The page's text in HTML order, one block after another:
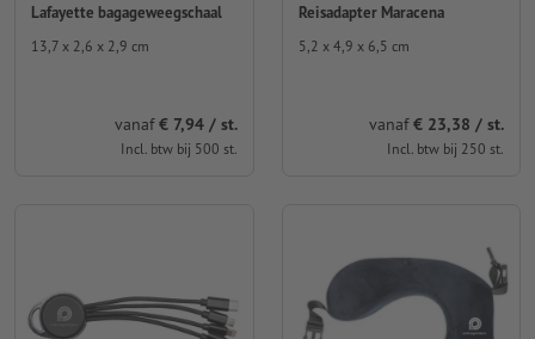
Lafayette bagageweegschaal
13,7 x 2,6 x 2,9 cm
vanaf€ 7,94 / st.
Incl. btw bij 500 st.
Reisadapter Maracena
5,2 x 4,9 x 6,5 cm
vanaf€ 23,38 / st.
Incl. btw bij 250 st.